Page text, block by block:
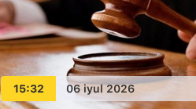
15:32 06 iyul 2026